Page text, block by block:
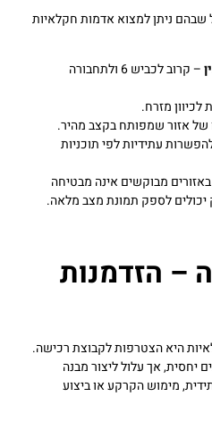
שבהם ניתן למצוא אדמות חקלאיות
– קרוב לכביש 6 ולתחבורה
לכיוון מזרח.
של אזור שמפותח בקצב מהיר.
עתידיות לפי תוכניות
מבוקשים אינה מבטיחה
לספק תמונת מצב מלאה.
– הזדמנות
היא הצטרפות לקבוצת רכישה.
יחסית, אך עלול ליצור מבנה
מימוש הקרקע או ביצוע